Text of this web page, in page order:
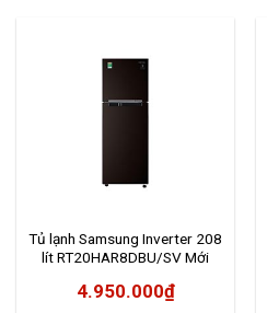
Tủ lạnh Samsung Inverter 208
lít RT20HAR8DBU/SV Mới
4.950.000₫